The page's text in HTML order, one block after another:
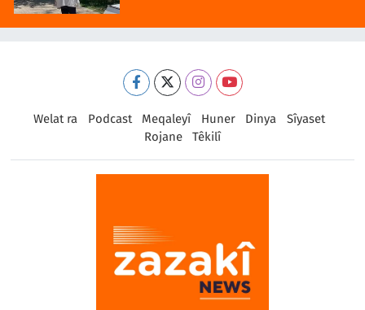
Welat ra Podcast Meqaleyî Huner Dinya
Sîyaset
Rojane
Têkilî